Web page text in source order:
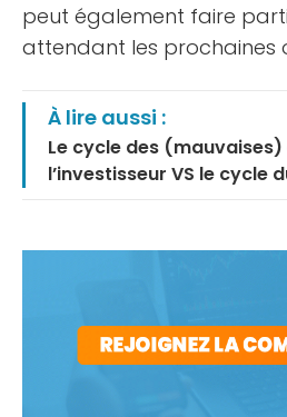
peut également faire
attendant les prochaines
À lire aussi :
Le cycle des
l’investisseur VS le cycle